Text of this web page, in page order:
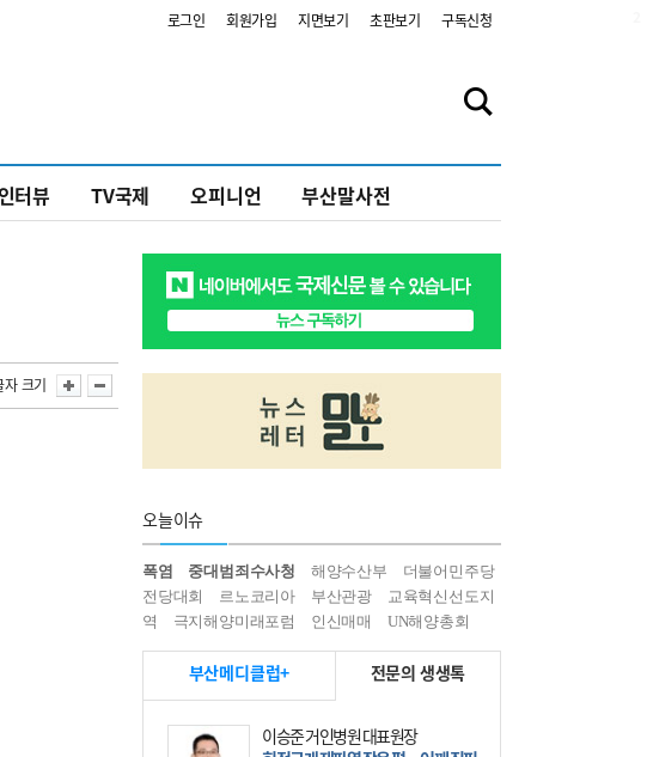
로그인 회원가입 지면보기 초판보기 구독신청
인터뷰 TV국제 오피니언 부산말사전
자 크기
오늘이슈
폭염 중대범죄수사청 해양수산부
더불어민주당
전당대회
르노코리아 부산관광
교육혁신선도지
역
극지해양미래포럼 인신매매 UN해양총회
부산메디클럽+ 전문의 생생톡
이승준 거인병원 대표원장